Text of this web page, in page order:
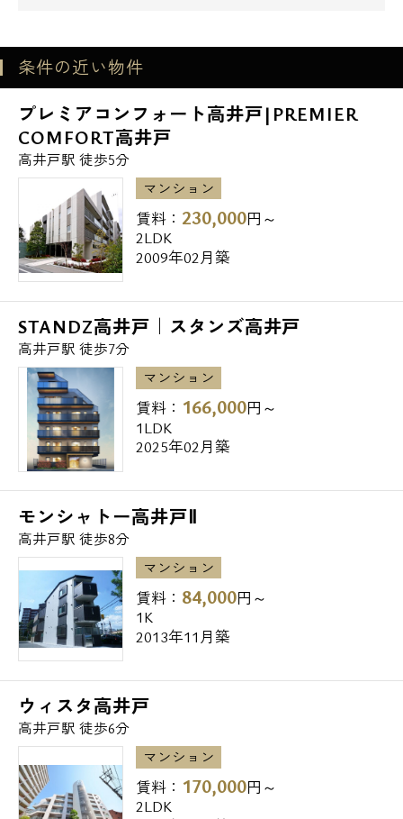
条件の近い物件
プレミアコンフォート高井戸|PREMIER
COMFORT高井戸
高井戸駅 徒歩5分
マンション
賃料： 230,000円～
2LDK
2009年02月築
STANDZ高井戸｜スタンズ高井戸
高井戸駅 徒歩7分
マンション
賃料： 166,000円～
1LDK
2025年02月築
モンシャトー高井戸Ⅱ
高井戸駅 徒歩8分
マンション
賃料： 84,000円～
1K
2013年11月築
ウィスタ高井戸
高井戸駅 徒歩6分
マンション
賃料： 170,000円～
2LDK
営業時間 10：00～18：00
メールでお問い合わせ
お問い合わせ